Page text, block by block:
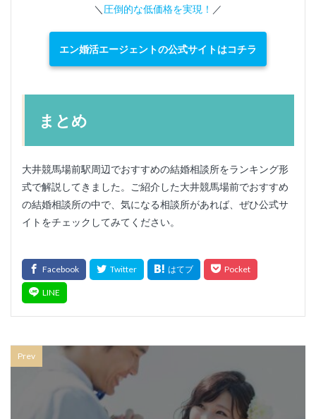
＼ 圧倒的な低価格を実現！ ／
エン婚活エージェントの公式サイトはコチラ
まとめ
大井競馬場前駅周辺でおすすめの結婚相談所をランキング形
式で解説してきました。ご紹介した大井競馬場前でおすすめ
の結婚相談所の中で、気になる相談所があれば、ぜひ公式サ
イトをチェックしてみてください。
Prev